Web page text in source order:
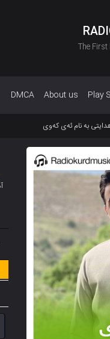
The
Play
About us
DMCA
به نام ئەی کەوی